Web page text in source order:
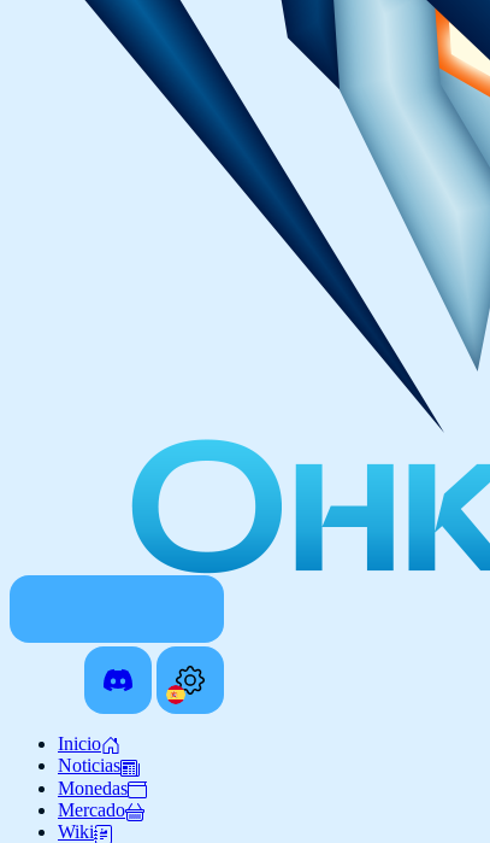
Inicio
Noticias
Monedas
Mercado
Wiki